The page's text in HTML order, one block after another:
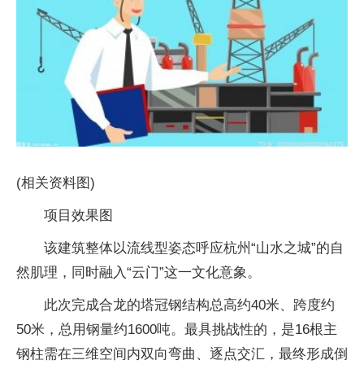
(相关资料图)
项目效果图
该建筑整体以流线型姿态呼应杭州“山水之城”的自
然肌理，同时融入“云门”这一文化意象。
此次完成合龙的塔冠钢结构总高约40米、跨度约
50米，总用钢量约1600吨。最具挑战性的，是16根主
钢柱需在三维空间内双向弯曲、逐点交汇，最终形成倒